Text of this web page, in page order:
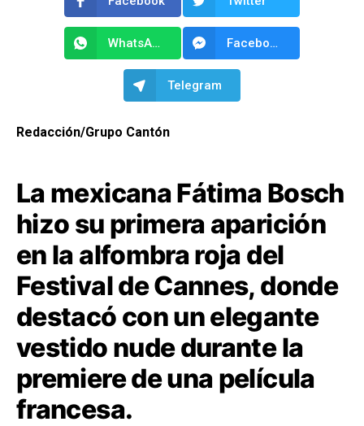
WhatsApp Facebook Messenger
Telegram
Redacción/Grupo Cantón
La mexicana Fátima Bosch
hizo su primera aparición
en la alfombra roja del
Festival de Cannes, donde
destacó con un elegante
vestido nude durante la
premiere de una película
francesa.